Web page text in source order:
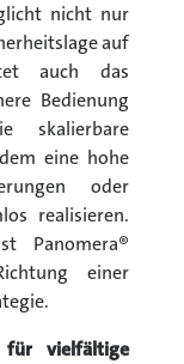
nicht nur
auf
auch das
Bedienung
skalierbare
eine hohe
oder
realisieren.
Panomera®
einer
für vielfältige